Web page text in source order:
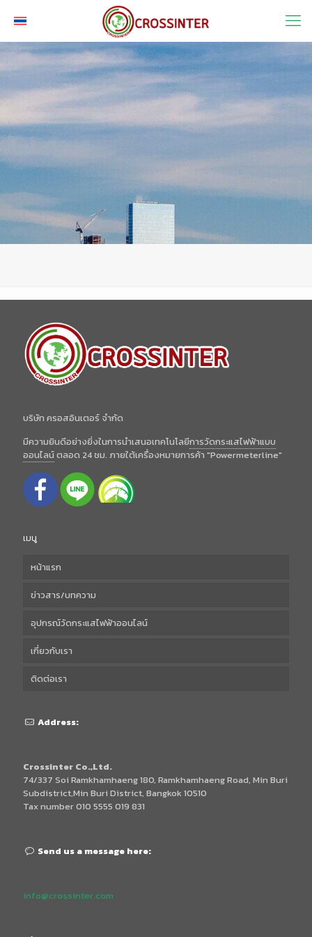
บริษัท ครอสอินเตอร์ จำกัด
มีความยินดีอย่างยิ่งในการนำเสนอเทคโนโลยีการวัดกระแสไฟฟ้าแบบ
ออนไลน์ตลอด 24 ชม. ภายใต้เครื่องหมายการค้า "Powermeterline"
เมนู
หน้าแรก
ข่าวสาร/บทความ
อุปกรณ์วัดกระแสไฟฟ้าออนไลน์
เกี่ยวกับเรา
ติดต่อเรา
Address:
Crossinter Co.,Ltd.
74/337 Soi Ramkhamhaeng 180, Ramkhamhaeng Road, Min Buri
Subdistrict,Min Buri District, Bangkok 10510
Tax number 010 5555 019 831
Send us a message here:
info@crossinter.com